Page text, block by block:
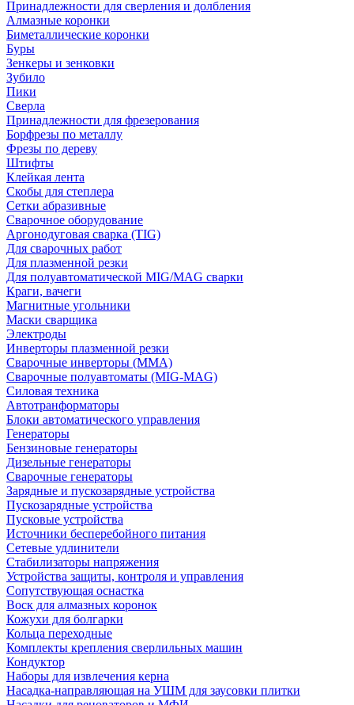
Принадлежности для сверления и долбления
Алмазные коронки
Биметаллические коронки
Буры
Зенкеры и зенковки
Зубило
Пики
Сверла
Принадлежности для фрезерования
Борфрезы по металлу
Фрезы по дереву
Штифты
Клейкая лента
Скобы для степлера
Сетки абразивные
Сварочное оборудование
Аргонодуговая сварка (TIG)
Для сварочных работ
Для плазменной резки
Для полуавтоматической MIG/MAG сварки
Краги, вачеги
Магнитные угольники
Маски сварщика
Электроды
Инверторы плазменной резки
Сварочные инверторы (MMA)
Сварочные полуавтоматы (MIG-MAG)
Силовая техника
Автотранформаторы
Блоки автоматического управления
Генераторы
Бензиновые генераторы
Дизельные генераторы
Сварочные генераторы
Зарядные и пускозарядные устройства
Пускозарядные устройства
Пусковые устройства
Источники бесперебойного питания
Сетевые удлинители
Стабилизаторы напряжения
Устройства защиты, контроля и управления
Сопутствующая оснастка
Воск для алмазных коронок
Кожухи для болгарки
Кольца переходные
Комплекты крепления сверлильных машин
Кондуктор
Наборы для извлечения керна
Насадка-направляющая на УШМ для заусовки плитки